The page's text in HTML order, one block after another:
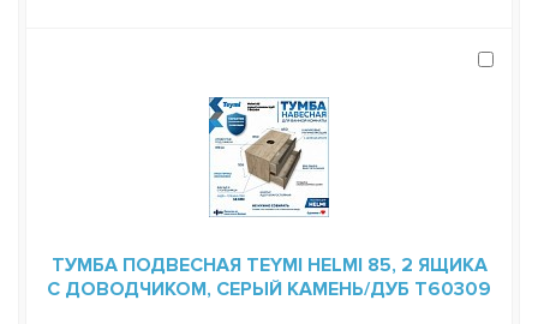
ТУМБА ПОДВЕСНАЯ TEYMI HELMI 85, 2 ЯЩИКА
С ДОВОДЧИКОМ, СЕРЫЙ КАМЕНЬ/ДУБ T60309